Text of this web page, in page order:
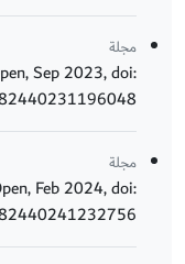
مجلة
Sep 2023, doi:
مجلة
Feb 2024, doi: